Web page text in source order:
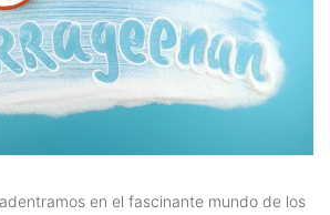
en el fascinante mundo de los